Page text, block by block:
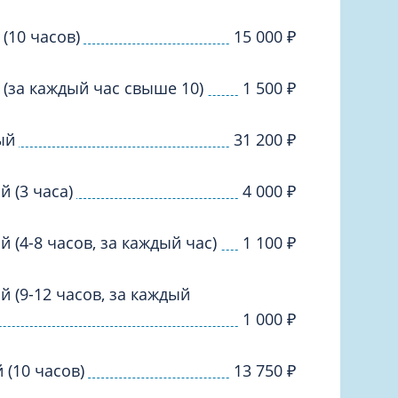
Травматологическая реабилитация и
спортивная медицина
Ультразвуковая и функциональная
диагностика
Фониатрия
Эндокринология
Эндоскопия
часов) 15 000 ₽
каждый час свыше 10) 1 500 ₽
31 200 ₽
(3 часа) 4 000 ₽
(4-8 часов, за каждый час) 1 100 ₽
(9-12 часов, за каждый
1 000 ₽
(10 часов) 13 750 ₽